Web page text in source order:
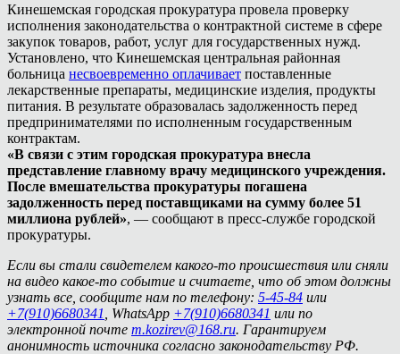
Кинешемская городская прокуратура провела проверку
исполнения законодательства о контрактной системе в сфере
закупок товаров, работ, услуг для государственных нужд.
Установлено, что Кинешемская центральная районная
больница несвоевременно оплачивает поставленные
лекарственные препараты, медицинские изделия, продукты
питания. В результате образовалась задолженность перед
предпринимателями по исполненным государственным
контрактам.
«В связи с этим городская прокуратура внесла
представление главному врачу медицинского учреждения.
После вмешательства прокуратуры погашена
задолженность перед поставщиками на сумму более 51
миллиона рублей», — сообщают в пресс-службе городской
прокуратуры.
Если вы стали свидетелем какого-то происшествия или сняли
на видео какое-то событие и считаете, что об этом должны
узнать все, сообщите нам по телефону: 5-45-84 или
+7(910)6680341
, WhatsApp +7(910)6680341 или по
электронной почте m.kozirev@168.ru. Гарантируем
анонимность источника согласно законодательству РФ.